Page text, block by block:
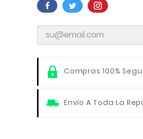
Compras 100%
Envío A Toda La